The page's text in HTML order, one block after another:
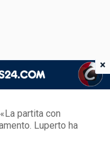
partita con
Luperto ha
×